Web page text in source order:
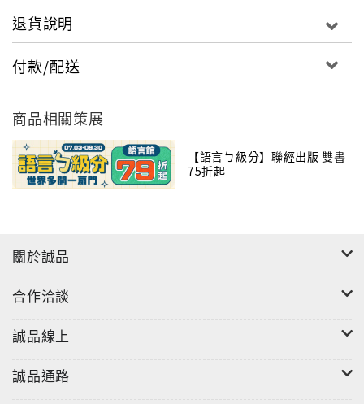
吳教授一生著作豐富，聯經出版公司予以整理，出版
續推出《英文Q&A》、《英語基礎會話600》、《英文
李怡慧
美國加州洛杉磯藝術中心設計學院畢業，加州州立大學
柏克萊分校工業設計學院環境設計系研究。曾任英語版
退貨說明
付款/配送
商品相關策展
【語言ㄅ級分】聯經出版 雙書
75折起
關於誠品
合作洽談
誠品線上
誠品通路